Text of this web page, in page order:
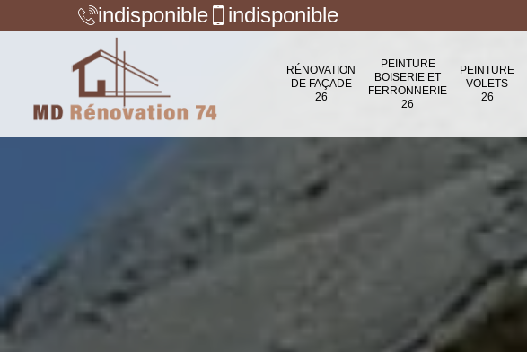
indisponible indisponible
RÉNOVATION
DE FAÇADE
26
PEINTURE
BOISERIE ET
FERRONNERIE
26
PEINTURE
VOLETS
26